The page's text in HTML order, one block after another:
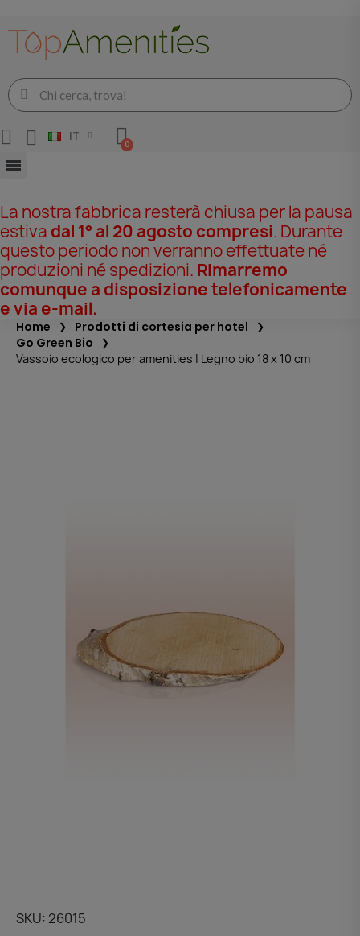
IT
La nostra fabbrica resterà chiusa per la pausa
estiva dal 1° al 20 agosto compresi. Durante
questo periodo non verranno effettuate né
produzioni né spedizioni. Rimarremo
comunque a disposizione telefonicamente
e via e-mail.
Home
Prodotti di cortesia per hotel
Go Green Bio
Vassoio ecologico per amenities | Legno bio 18 x 10 cm
SKU 26015